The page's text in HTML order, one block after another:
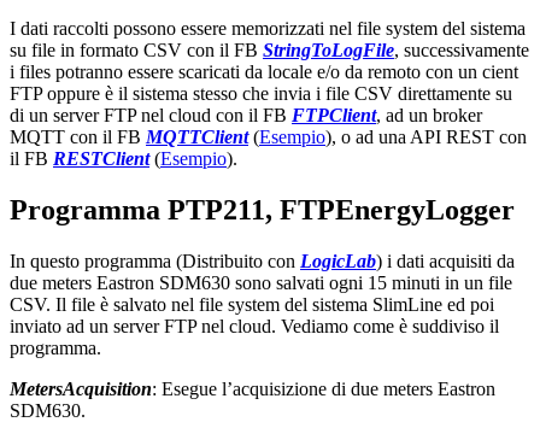
I dati raccolti possono essere memorizzati nel file system del sistema
su file in formato CSV con il FB StringToLogFile, successivamente
i files potranno essere scaricati da locale e/o da remoto con un cient
FTP oppure è il sistema stesso che invia i file CSV direttamente su
di un server FTP nel cloud con il FB FTPClient, ad un broker
MQTT con il FB MQTTClient(Esempio), o ad una API REST con
il FB RESTClient(Esempio).
Programma PTP211, FTPEnergyLogger
In questo programma (Distribuito con LogicLab) i dati acquisiti da
due meters Eastron SDM630 sono salvati ogni 15 minuti in un file
CSV. Il file è salvato nel file system del sistema SlimLine ed poi
inviato ad un server FTP nel cloud. Vediamo come è suddiviso il
programma.
MetersAcquisition: Esegue l’acquisizione di due meters Eastron
SDM630.